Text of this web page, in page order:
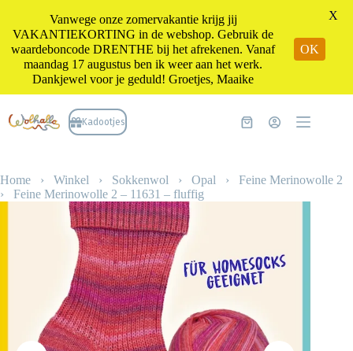
naar
de
Kadootjes Winkelwagen
Home › Winkel › Sokkenwol › Opal › Feine Merinowolle 2
› Feine Merinowolle 2 – 11631 – fluffig
Vanwege onze zomervakantie krijg jij
VAKANTIEKORTING in de webshop. Gebruik de
waardeboncode DRENTHE bij het afrekenen. Vanaf
maandag 17 augustus ben ik weer aan het werk.
Dankjewel voor je geduld! Groetjes, Maaike
OK
X